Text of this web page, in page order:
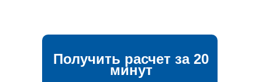
Получить расчет за 20
минут